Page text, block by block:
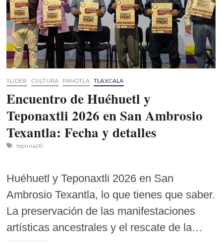
SLIDER CULTURA PANOTLA TLAXCALA
Encuentro de Huéhuetl y
Teponaxtli 2026 en San Ambrosio
Texantla: Fecha y detalles
teponaztli
Huéhuetl y Teponaxtli 2026 en San
Ambrosio Texantla, lo que tienes que saber.
La preservación de las manifestaciones
artísticas ancestrales y el rescate de la…